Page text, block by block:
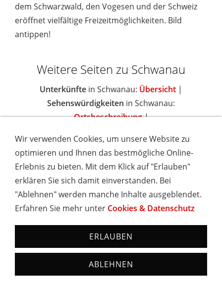
dem Schwarzwald, den Vogesen und der Schweiz
eröffnet vielfältige Freizeitmöglichkeiten. Bild
antippen!
Weitere Seiten zu Schwanau
Unterkünfte in Schwanau: Übersicht |
Sehenswürdigkeiten in Schwanau:
Ortsbeschreibung|
IMPRESSUM COOKIES & DATENSCHUTZ
AGB
TOURISMUSHELD
WISSENSWERT
NEWSLETTER
Hotels und Ferienwohnungen im Schwarzwald - Urlaub in
Wir verwenden Cookies, um unsere Website zu
optimieren und Ihnen das bestmögliche Online-
Erlebnis zu bieten. Mit dem Klick auf "Erlauben"
erklären Sie sich damit einverstanden. Bei
"Ablehnen" werden manche Inhalte ausgeblendet.
Erfahren Sie mehr unter Cookies & Datenschutz
ERLAUBEN
ABLEHNEN